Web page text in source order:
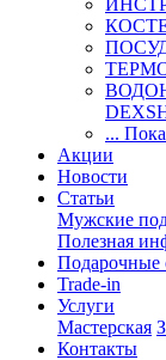
...
Акции
Новости
Статьи
Мужские
Полезная
Подарочные
Trade-in
Услуги
Мастерская
Контакты